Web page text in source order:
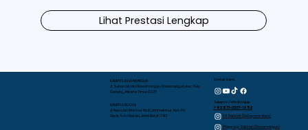
Lihat Prestasi Lengkap
KAMPUS RAWAMANGUN
Jl. Sunan Giri No.1 Rawamangun, Rawamangun, Kec. Pulo
Gadung, Jakarta Timur 13220
KAMPUS BEKASI
Jl. Raya Jati Makmur No.10, Jatimakmur, Kec. Pd.
Gede, Kota Bekasi, Jawa Barat 17413
Kontak Kami
Telepon/WhatsApp
+62 817-0337-1952
RA Sakinah (Kebayoran Baru)
Playgroup Sakinah (Rawamangun)